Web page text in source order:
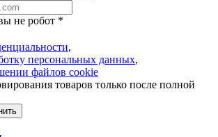
не робот *
,
персональных данных,
файлов cookie
товаров только после полной